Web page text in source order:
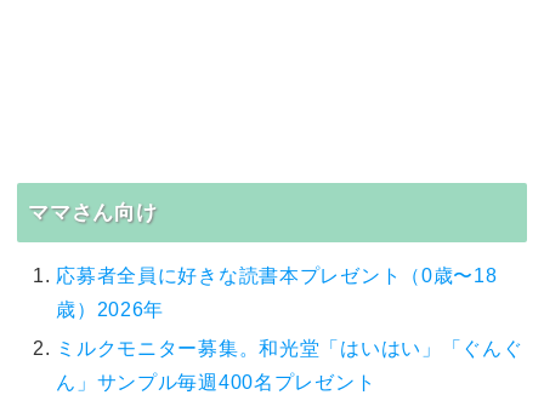
ママさん向け
応募者全員に好きな読書本プレゼント（0歳〜18
歳）2026年
ミルクモニター募集。和光堂「はいはい」「ぐんぐ
ん」サンプル毎週400名プレゼント